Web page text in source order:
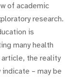
of academic
research.
is
many health
the reality
– may be